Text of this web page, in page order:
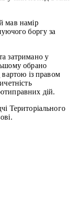
мав намір
боргу за
затримано у
обрано
вартою із правом
дій.
Територіального